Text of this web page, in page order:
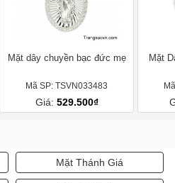
Mặt dây chuyền bạc đức mẹ
Mã SP: TSVN033483
Giá: 529.500₫
Mặt
Mặt Thánh Giá